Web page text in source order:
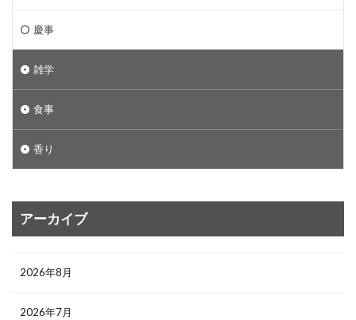
慶事
雑学
食事
香り
アーカイブ
2026年8月
2026年7月